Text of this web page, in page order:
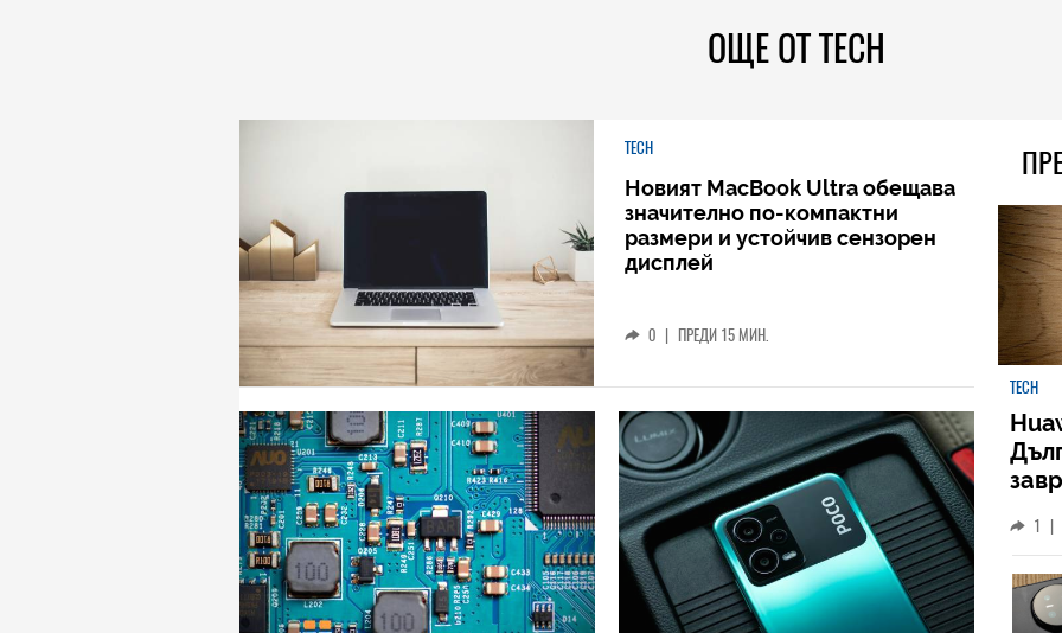
ОЩЕ ОТ TECH
TECH
Новият MacBook Ultra обещава
значително по-компактни
размери и устойчив сензорен
дисплей
0 | ПРЕДИ 15 МИН.
TECH
1 |